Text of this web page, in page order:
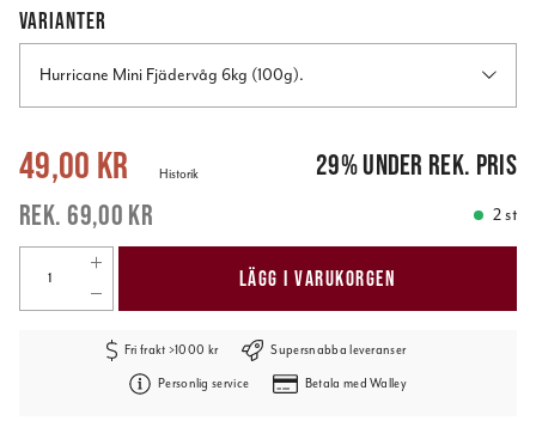
VARIANTER
Hurricane Mini Fjädervåg 6kg (100g).
Nuvarande pris: 69,00 kr
49,00 kr
69,00 kr
Historik 29%under rek. pris
2 st
LÄGG I VARUKORGEN
Fri frakt >1000 kr Supersnabba leveranser
Personlig service Betala med Walley